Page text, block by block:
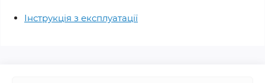
Інструкція з експлуатації